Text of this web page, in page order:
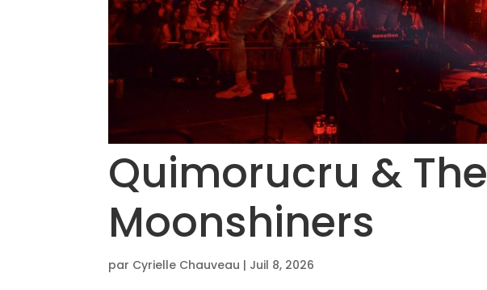
Quimorucru & The
Moonshiners
par Cyrielle Chauveau | Juil 8, 2026